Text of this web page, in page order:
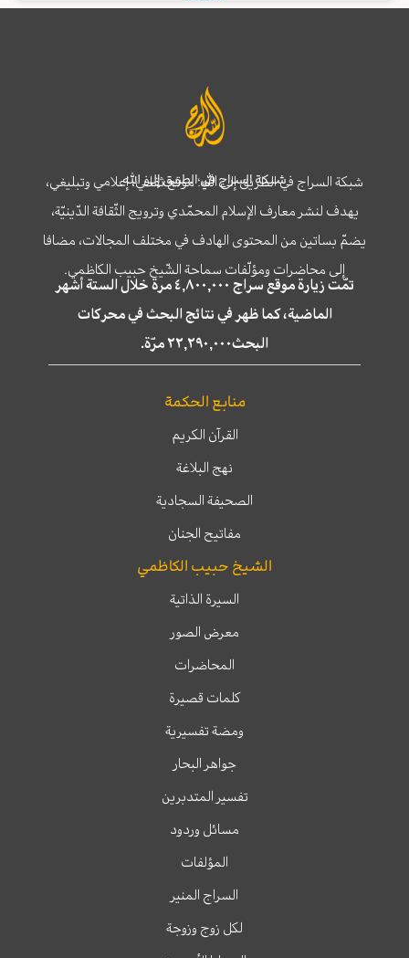
شبكة السراج في الطريق إلى الله
شبكة السراج في الطريق إلى الله؛ موقع ثقافي، إعلامي وتبليغي،
يهدف لنشر معارف الإسلام المحمّدي وترويج الثّقافة الدّينيّة،
يضمّ بساتين من المحتوى الهادف في مختلف المجالات، مضافا
إلى محاضرات ومؤلّفات سماحة الشّيخ حبيب الكاظمي.
تمّت زيارة موقع سراج ٤,٨٠٠,٠٠٠ مرة خلال الستة أشهر
الماضية، كما ظهر في نتائج البحث في محركات
البحث٢٢,٢٩٠,٠٠٠ مرّة.
منابع الحكمة
القرآن الكريم
نهج البلاغة
الصحيفة السجادية
مفاتيح الجنان
الشيخ حبيب الكاظمي
السيرة الذاتية
معرض الصور
المحاضرات
كلمات قصيرة
ومضة تفسيرية
جواهر البحار
تفسير المتدبرين
مسائل وردود
المؤلفات
السراج المنير
لكل زوج وزوجة